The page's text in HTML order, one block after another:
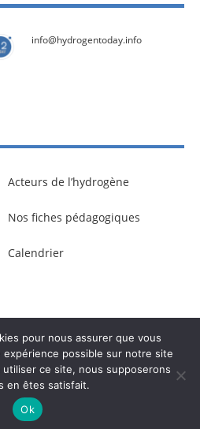
info@hydrogentoday.info
Acteurs de l’hydrogène
Nos fiches pédagogiques
Calendrier
Communicaweb 2026
données personnelles
pour nous assurer que vous
expérience possible sur notre site
ce site, nous supposerons
en êtes satisfait.
Ok